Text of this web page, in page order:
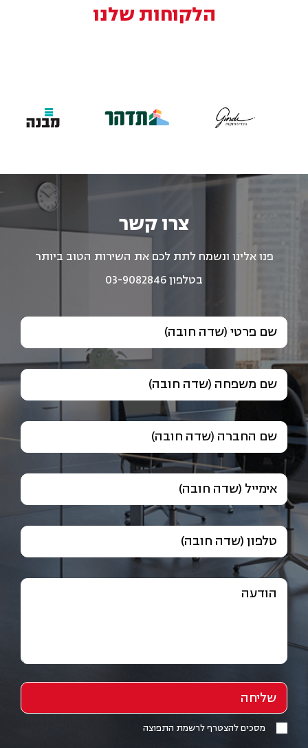
הלקוחות שלנו
צרו קשר
פנו אלינו ונשמח לתת לכם את השירות הטוב ביותר
בטלפון 03-9082846
שם פרטי (שדה חובה)
שם משפחה (שדה חובה)
שם החברה (שדה חובה)
אימייל (שדה חובה)
טלפון (שדה חובה)
הודעה
מסכים להצטרף לרשמת התפוצה